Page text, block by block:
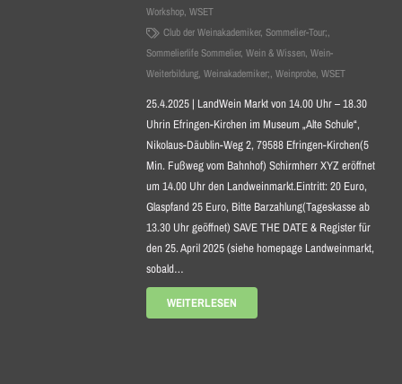
Workshop, WSET
Club der Weinakademiker,Sommelier-Tour;,
Sommelierlife Sommelier, Wein & Wissen, Wein-
Weiterbildung, Weinakademiker;, Weinprobe, WSET
25.4.2025 | LandWein Markt von 14.00 Uhr – 18.30
Uhrin Efringen-Kirchen im Museum „Alte Schule“,
Nikolaus-Däublin-Weg 2, 79588 Efringen-Kirchen(5
Min. Fußweg vom Bahnhof) Schirmherr XYZ eröffnet
um 14.00 Uhr den Landweinmarkt.Eintritt: 20 Euro,
Glaspfand 25 Euro, Bitte Barzahlung(Tageskasse ab
13.30 Uhr geöffnet) SAVE THE DATE & Register für
den 25. April 2025 (siehe homepage Landweinmarkt,
sobald…
WEITERLESEN